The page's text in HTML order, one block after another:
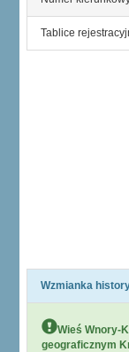
Tablice
Wzmianka
Wieś Wnory-
geograficznym